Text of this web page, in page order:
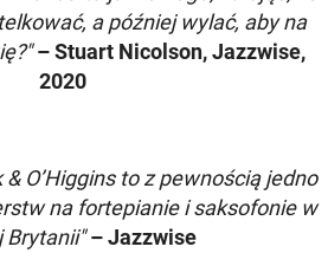
a później wylać, aby na
– Stuart Nicolson, Jazzwise,
2020
& O’Higgins to z pewnością jedno
na fortepianie i saksofonie w
Brytanii" – Jazzwise